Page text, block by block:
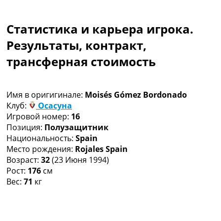
Чемпионат Мира
Украина. Премьер-Лига
Украина. Первая Лига
Лига Чемпионов
Другие Турниры >>>
Таблицы
Таблицы групп Чемпионата Мира
Украина. Премьер-Лига
Украина. Первая Лига
Лига Чемпионов. Таблицы групп
Англия. Премьер-Лига
Испания. Ла Лига
Статистика и карьера игрока.
Результаты, контракт,
трансферная стоимость
Имя в оригигинале: Moisés Gómez Bordonado
Клуб:
Осасуна
Игровой номер: 16
Позиция: Полузащитник
Национальность: Spain
Место рождения: Rojales Spain
Возраст: 32(23 Июня 1994)
Рост: 176 см
Вес: 71 кг